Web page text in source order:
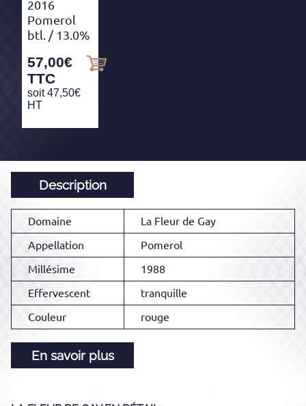
2016
Pomerol
btl. / 13.0%
57,00€
TTC
soit 47,50€
HT
Description
Domaine
La Fleur de Gay
Appellation
Pomerol
Millésime
1988
Effervescent
tranquille
Couleur
rouge
En savoir plus